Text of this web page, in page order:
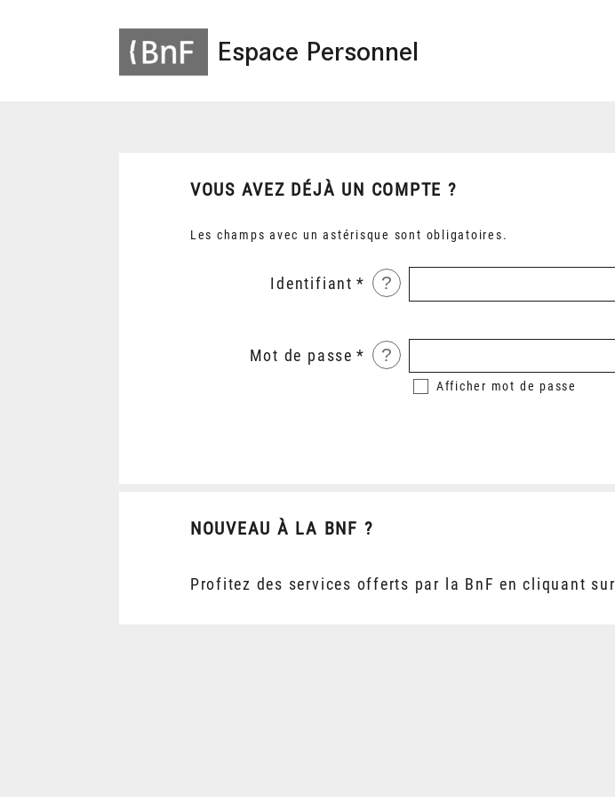
Espace Personnel
VOUS AVEZ DÉJÀ UN COMPTE ?
Les champs avec un astérisque sont obligatoires.
Identifiant ?
Mot de passe ?
Afficher mot de passe
NOUVEAU À LA BNF ?
Profitez des services offerts par la BnF en cliquant sur